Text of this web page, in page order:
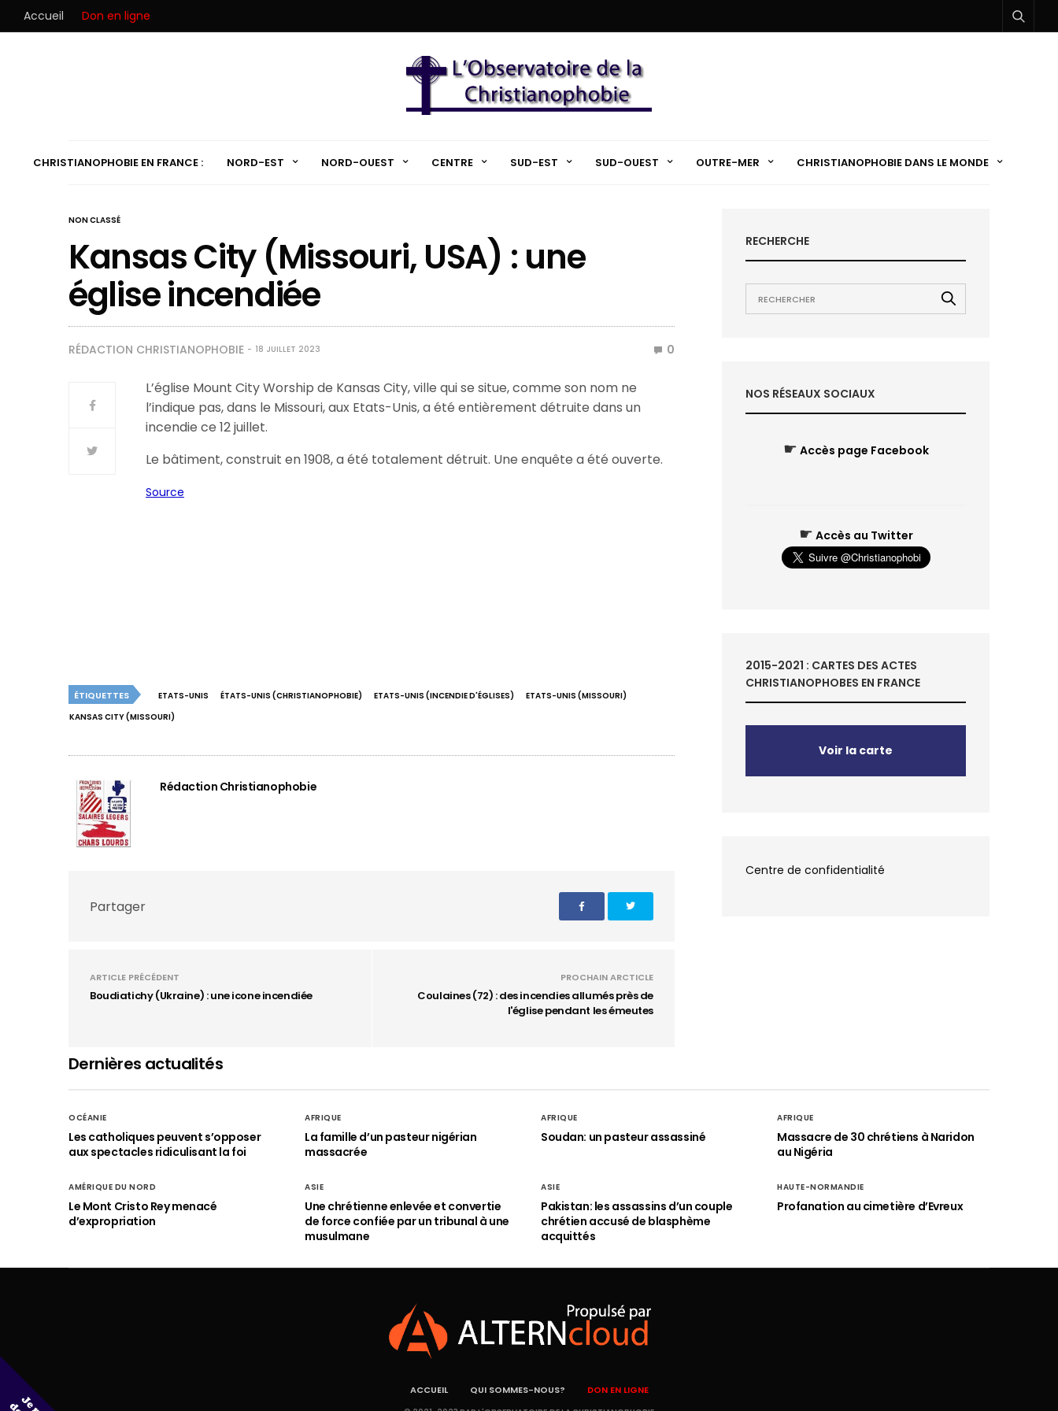
Accueil Don en ligne
CHRISTIANOPHOBIE EN FRANCE : NORD-EST NORD-OUEST CENTRE SUD-EST SUD-OUEST OUTRE-MER CHRISTIANOPHOBIE DANS LE MONDE
NON CLASSÉ
Kansas City (Missouri, USA) : une
église incendiée
RÉDACTION CHRISTIANOPHOBIE 18 JUILLET 2023 0
L’église Mount City Worship de Kansas City, ville qui se situe, comme son nom ne
l’indique pas, dans le Missouri, aux Etats-Unis, a été entièrement détruite dans un
incendie ce 12 juillet.
Le bâtiment, construit en 1908, a été totalement détruit. Une enquête a été ouverte.
Source
ÉTIQUETTES ETATS-UNIS ÉTATS-UNIS (CHRISTIANOPHOBIE) ETATS-UNIS (INCENDIE D'ÉGLISES)
ETATS-UNIS (MISSOURI)
KANSAS CITY (MISSOURI)
Rédaction Christianophobie
Partager
ARTICLE PRÉCÉDENT
Boudiatichy (Ukraine) : une icone incendiée
PROCHAIN ARCTICLE
Coulaines (72) : des incendies allumés près de
l'église pendant les émeutes
RECHERCHE
NOS RÉSEAUX SOCIAUX
☛ Accès page Facebook
☛ Accès au Twitter
2015-2021 : CARTES DES ACTES
CHRISTIANOPHOBES EN FRANCE
Voir la carte
Centre de confidentialité
Dernières actualités
OCÉANIE
Les catholiques peuvent s’opposer
aux spectacles ridiculisant la foi
AFRIQUE
La famille d’un pasteur nigérian
massacrée
AFRIQUE
Soudan: un pasteur assassiné
AFRIQUE
Massacre de 30 chrétiens à Naridon
au Nigéria
AMÉRIQUE DU NORD
Le Mont Cristo Rey menacé
d’expropriation
ASIE
Une chrétienne enlevée et convertie
de force confiée par un tribunal à une
musulmane
ASIE
Pakistan: les assassins d’un couple
chrétien accusé de blasphème
acquittés
HAUTE-NORMANDIE
Profanation au cimetière d’Evreux
ACCUEIL QUI SOMMES-NOUS? DON EN LIGNE